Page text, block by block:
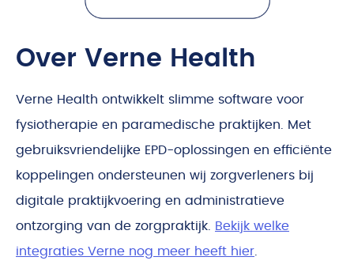
Over Verne Health
Verne Health ontwikkelt slimme software voor
fysiotherapie en paramedische praktijken. Met
gebruiksvriendelijke EPD-oplossingen en efficiënte
koppelingen ondersteunen wij zorgverleners bij
digitale praktijkvoering en administratieve
ontzorging van de zorgpraktijk.
Bekijk welke
integraties Verne nog meer heeft hier